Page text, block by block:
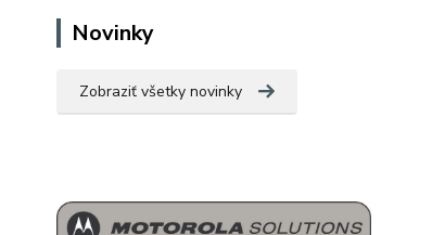
Novinky
Zobraziť všetky novinky